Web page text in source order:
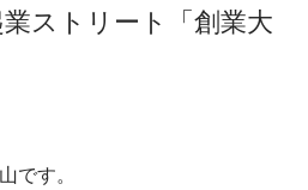
ストリート「創業大
です。